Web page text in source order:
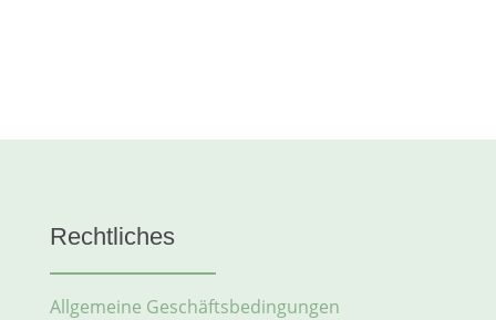
Rechtliches
Allgemeine Geschäftsbedingungen